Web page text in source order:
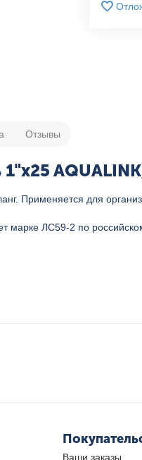
Отзывы
Применяется для
марке ЛС59-2 по
Ваши заказы